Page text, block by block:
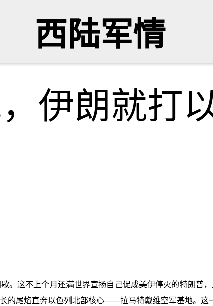
西陆军情
伊朗就打
。这不上个月还满世界宣扬自己促成美伊停火的特朗普
的尾焰直奔以色列北部核心——拉马特戴维空军基地。这